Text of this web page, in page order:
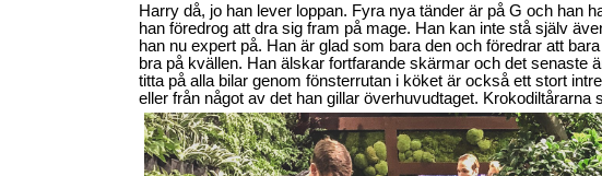
Harry då, jo han lever loppan. Fyra nya tänder är på G och han
han föredrog att dra sig fram på mage. Han kan inte stå själv
han nu expert på. Han är glad som bara den och föredrar att
bra på kvällen. Han älskar fortfarande skärmar och det senaste
titta på alla bilar genom fönsterrutan i köket är också ett stort
eller från något av det han gillar överhuvudtaget. Krokodiltårarna